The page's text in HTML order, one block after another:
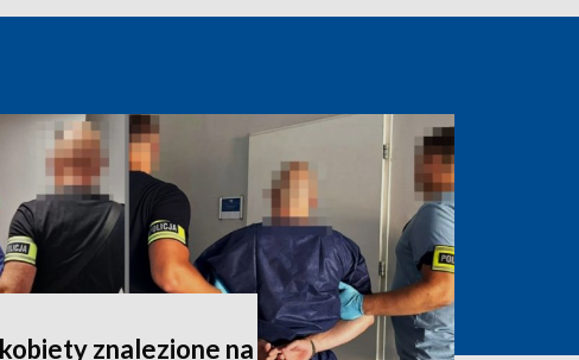
znalezione na